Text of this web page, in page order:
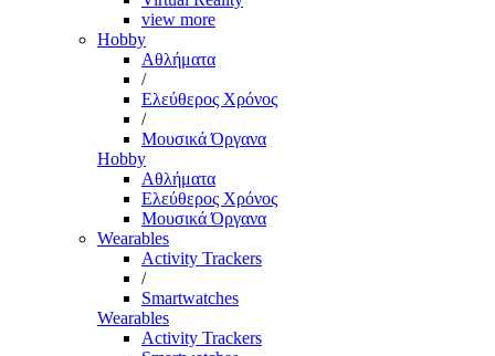
view more
Hobby
Αθλήματα
/
Ελεύθερος Χρόνος
/
Μουσικά Όργανα
Hobby
Αθλήματα
Ελεύθερος Χρόνος
Μουσικά Όργανα
Wearables
Activity Trackers
/
Smartwatches
Wearables
Activity Trackers